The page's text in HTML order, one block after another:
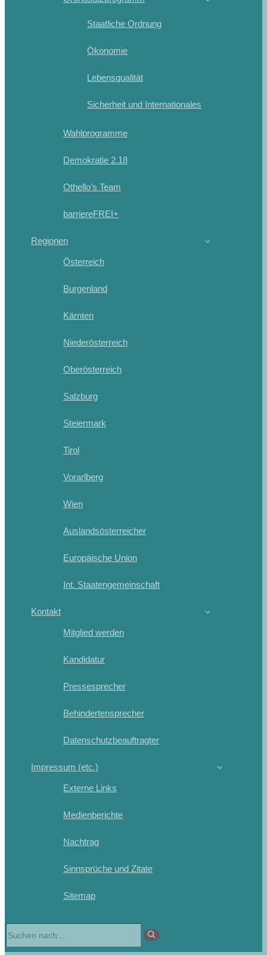
Staatliche Ordnung
Ökonomie
Lebensqualität
Sicherheit und Internationales
Wahlprogramme
Demokratie 2.18
Othello’s Team
barriereFREI+
Regionen
Österreich
Burgenland
Kärnten
Niederösterreich
Oberösterreich
Salzburg
Steiermark
Tirol
Vorarlberg
Wien
Auslandsösterreicher
Europäische Union
Int. Staatengemeinschaft
Kontakt
Mitglied werden
Kandidatur
Pressesprecher
Behindertensprecher
Datenschutzbeauftragter
Impressum (etc.)
Externe Links
Medienberichte
Nachtrag
Sinnsprüche und Zitate
Sitemap